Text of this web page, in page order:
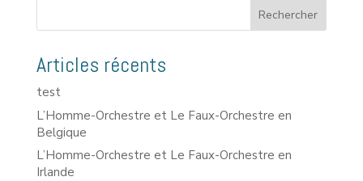
Rechercher
Articles récents
test
L’Homme-Orchestre et Le Faux-Orchestre en
Belgique
L’Homme-Orchestre et Le Faux-Orchestre en
Irlande